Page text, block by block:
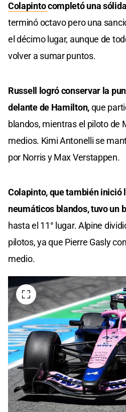
Colapintocompletó una
terminó octavo pero una
el décimo lugar, aunque de
volver a sumar puntos.
Russell logró conservar la
delante de Hamilton,que
blandos, mientras el piloto de
medios. Kimi Antonelli se
por Norris y Max Verstappen.
Colapinto, que también inició
neumáticos blandos, tuvo un
hasta el 11° lugar. Alpine
pilotos, ya que Pierre Gasly
medio.